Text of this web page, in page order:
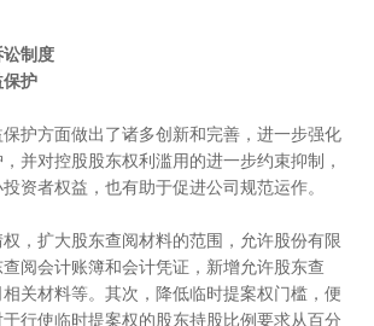
讼制度
保护
护方面做出了诸多创新和完善，进一步强化
并对控股股东权利滥用的进一步约束抑制，
资者权益，也有助于促进公司规范运作。
，扩大股东查阅材料的范围，允许股份有限
阅会计账簿和会计凭证，新增允许股东查
关材料等。其次，降低临时提案权门槛，便
行使临时提案权的股东持股比例要求从百分